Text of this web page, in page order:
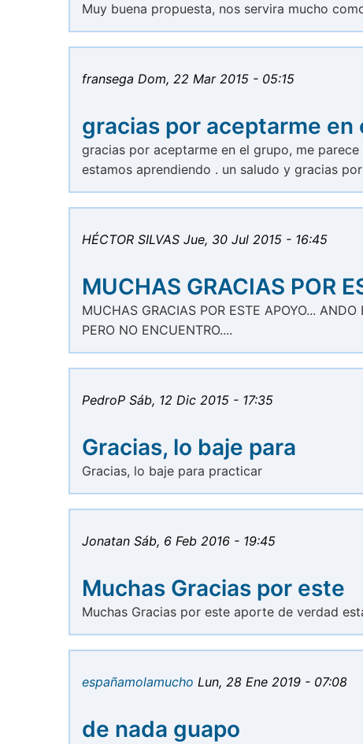
Muy buena propuesta, nos servira mucho
fransega Dom, 22 Mar 2015 - 05:15
gracias por aceptarme en
gracias por aceptarme en el grupo, me
estamos aprendiendo . un saludo y gracias
HÉCTOR SILVAS Jue, 30 Jul 2015 - 16:45
MUCHAS GRACIAS POR
MUCHAS GRACIAS POR ESTE APOYO...
PERO NO ENCUENTRO....
PedroP Sáb, 12 Dic 2015 - 17:35
Gracias, lo baje para
Gracias, lo baje para practicar
Jonatan Sáb, 6 Feb 2016 - 19:45
Muchas Gracias por este
Muchas Gracias por este aporte de verdad
españamolamucho Lun, 28 Ene 2019 - 07:08
de nada guapo